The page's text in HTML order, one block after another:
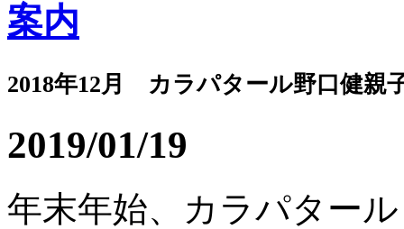
案内
2018年12月 カラパタール野口健親
2019/01/19
年末年始、カラパター